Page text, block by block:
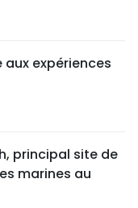
aux expériences
principal site de
marines au